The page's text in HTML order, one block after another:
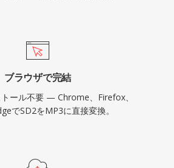
ブラウザで完結
ール不要 — Chrome、Firefox、
でSD2をMP3に直接変換。